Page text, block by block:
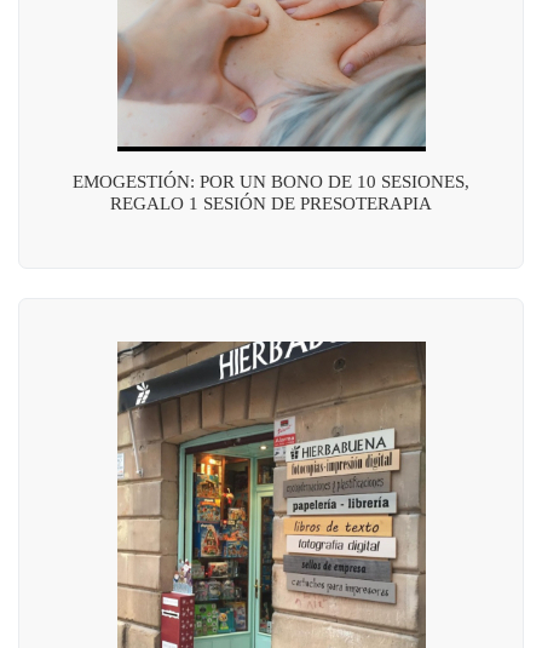
EMOGESTIÓN: POR UN BONO DE 10 SESIONES,
REGALO 1 SESIÓN DE PRESOTERAPIA